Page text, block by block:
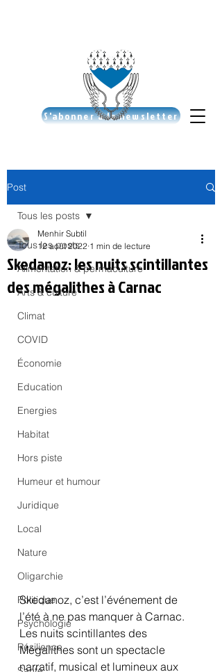
S'abonner à la newsletter
Post
Tous les posts
Alimentation & permaculture
Arts & culture
Climat
COVID
Économie
Education
Energies
Habitat
Hors piste
Humeur et humour
Juridique
Local
Nature
Oligarchie
Politique
Psychologie
Résilience
Tous les posts
Skedanoz: les nuits scintillantes
des mégalithes à Carnac
Menhir Subtil
12 août 2022 1 min de lecture
Skedanoz, c’est l’événement de
l’été à ne pas manquer à Carnac.
Les nuits scintillantes des
Mégalithes sont un spectacle
narratif, musical et lumineux aux